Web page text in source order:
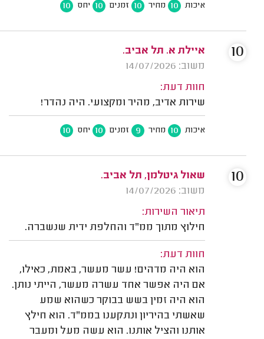
איכות 10 מחיר 10 זמנים 10 יחס 10
איילת א. תל אביב.
משוב: 14/07/2026
חוות דעת:
שירות אדיב, מהיר ומקצועי. היה נהדר!
איכות 10 מחיר 9 זמנים 10 יחס 10
10
שאול גיטלמן, תל אביב.
משוב: 14/07/2026
תיאור השירות:
חילוץ מתוך ממ"ד והחלפת ידית שנשברה.
חוות דעת:
הוא היה מדהים! עשר מעשר, באמת, כאילו,
אם היה אפשר אחד עשרה מעשר, הייתי נותן.
הוא היה זמין בשש בבוקר כשהוא שמע
שאשתי בהיריון ונתקענו בממ"ד. הוא חילץ
אותנו והציל אותנו. הוא עשה מעל ומעבר
10